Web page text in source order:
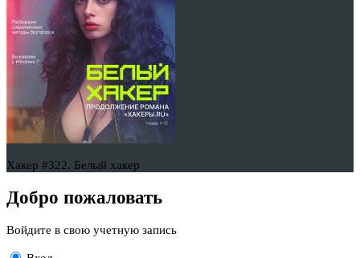
Хакер #322. Белый хакер
Добро пожаловать
Войдите в свою учетную запись